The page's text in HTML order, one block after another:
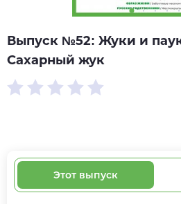
Выпуск №52: Жуки и
Сахарный жук
Этот выпуск